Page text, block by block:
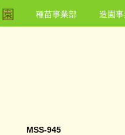
種苗事業部 造園
MSS-945